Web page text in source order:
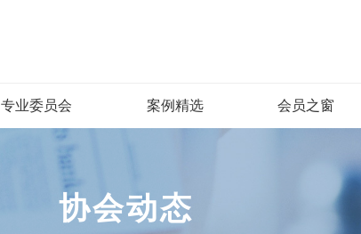
专业委员会 案例精选 会员之窗
协会动态